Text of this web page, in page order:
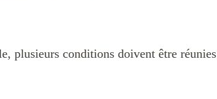
plusieurs conditions doivent être réunies